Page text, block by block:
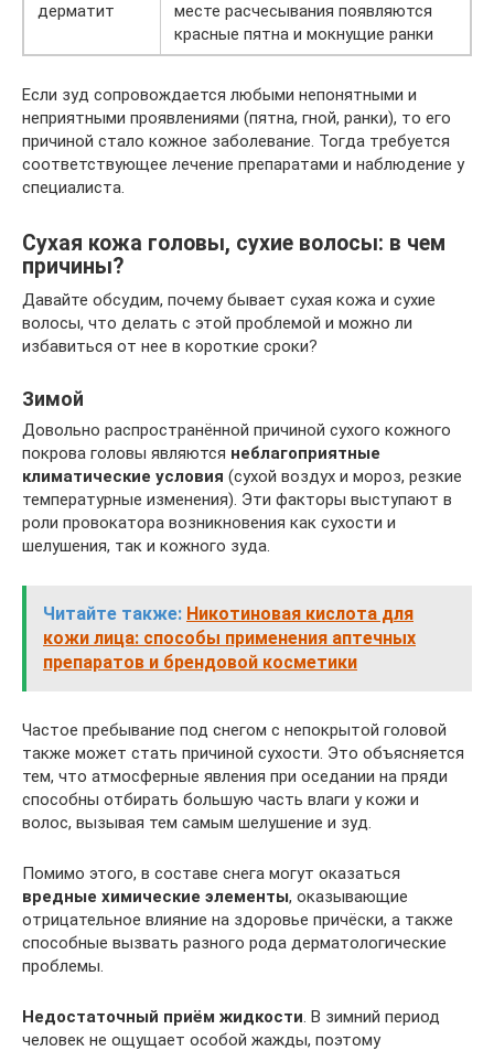
дерматит
месте расчесывания появляются
красные пятна и мокнущие ранки
Если зуд сопровождается любыми непонятными и
неприятными проявлениями (пятна, гной, ранки), то его
причиной стало кожное заболевание. Тогда требуется
соответствующее лечение препаратами и наблюдение у
специалиста.
Сухая кожа головы, сухие волосы: в чем
причины?
Давайте обсудим, почему бывает сухая кожа и сухие
волосы, что делать с этой проблемой и можно ли
избавиться от нее в короткие сроки?
Зимой
Довольно распространённой причиной сухого кожного
покрова головы являются неблагоприятные
климатические условия (сухой воздух и мороз, резкие
температурные изменения). Эти факторы выступают в
роли провокатора возникновения как сухости и
шелушения, так и кожного зуда.
Читайте также: Никотиновая кислота для
кожи лица: способы применения аптечных
препаратов и брендовой косметики
Частое пребывание под снегом с непокрытой головой
также может стать причиной сухости. Это объясняется
тем, что атмосферные явления при оседании на пряди
способны отбирать большую часть влаги у кожи и
волос, вызывая тем самым шелушение и зуд.
Помимо этого, в составе снега могут оказаться
вредные химические элементы, оказывающие
отрицательное влияние на здоровье причёски, а также
способные вызвать разного рода дерматологические
проблемы.
Недостаточный приём жидкости. В зимний период
человек не ощущает особой жажды, поэтому